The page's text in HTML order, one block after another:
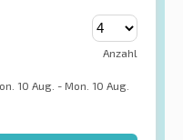
Anzahl
10 Aug. - Mon. 10 Aug.